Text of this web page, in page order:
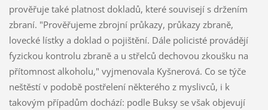
prověřuje také platnost dokladů, které souvisejí s držením
zbraní. "Prověřujeme zbrojní průkazy, průkazy zbraně,
lovecké lístky a doklad o pojištění. Dále policisté provádějí
fyzickou kontrolu zbraně a u střelců dechovou zkoušku na
přítomnost alkoholu," vyjmenovala Kyšnerová. Co se týče
neštěstí v podobě postřelení některého z myslivců, i k
takovým případům dochází: podle Buksy se však objevují